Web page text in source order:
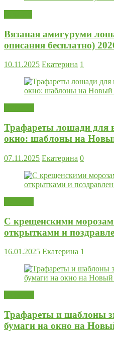
Вязаная амигуруми
описания бесплатно)
10.11.2025 Екатерина 1
Трафареты лошади для
окно: шаблоны на
07.11.2025 Екатерина 0
С крещенскими
открытками и
16.01.2025 Екатерина 1
Трафареты и шаблоны
бумаги на окно на